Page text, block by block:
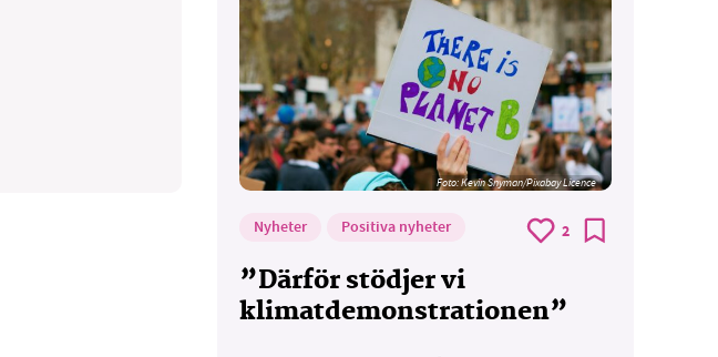
Foto:Kevin Snyman/Pixabay Licence
Nyheter Positiva nyheter 2
”Därför stödjer vi
klimatdemonstrationen”